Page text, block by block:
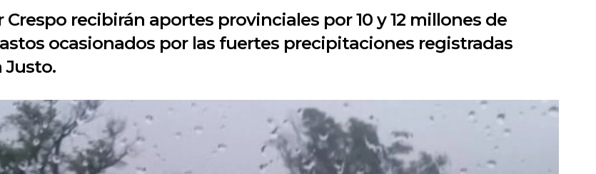
recibirán aportes provinciales por 10 y 12 millones de
ocasionados por las fuertes precipitaciones registradas
Justo.